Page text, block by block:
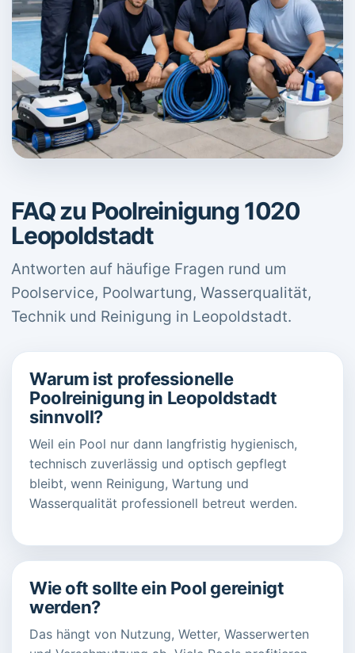
FAQ zu Poolreinigung 1020
Leopoldstadt
Antworten auf häufige Fragen rund um
Poolservice, Poolwartung, Wasserqualität,
Technik und Reinigung in Leopoldstadt.
Warum ist professionelle
Poolreinigung in Leopoldstadt
sinnvoll?
Weil ein Pool nur dann langfristig hygienisch,
technisch zuverlässig und optisch gepflegt
bleibt, wenn Reinigung, Wartung und
Wasserqualität professionell betreut werden.
Wie oft sollte ein Pool gereinigt
werden?
Das hängt von Nutzung, Wetter, Wasserwerten